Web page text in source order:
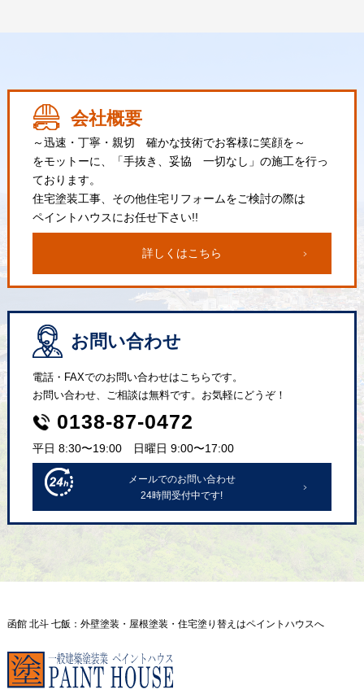
会社概要
～迅速・丁寧・親切 確かな技術でお客様に笑顔を～
をモットーに、「手抜き、妥協 一切なし」の施工を行っ
ております。
住宅塗装工事、その他住宅リフォームをご検討の際は
ペイントハウスにお任せ下さい!!
詳しくはこちら
お問い合わせ
電話・FAXでのお問い合わせはこちらです。
お問い合わせ、ご相談は無料です。お気軽にどうぞ！
0138-87-0472
平日 8:30〜19:00 日曜日 9:00〜17:00
メールでのお問い合わせ
24時間受付中です!
函館 北斗 七飯：外壁塗装・屋根塗装・住宅塗り替えはペイントハウスへ